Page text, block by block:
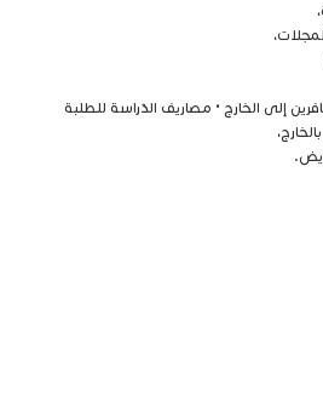
إلى الخارج • مصاريف الدّراسة للطلبة